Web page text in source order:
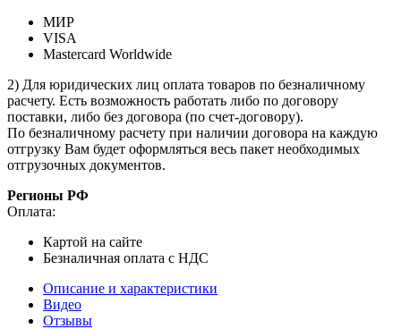
МИР
VISA
Mastercard Worldwide
2) Для юридических лиц оплата товаров по безналичному
расчету. Есть возможность работать либо по договору
поставки, либо без договора (по счет-договору).
По безналичному расчету при наличии договора на каждую
отгрузку Вам будет оформляться весь пакет необходимых
отгрузочных документов.
Регионы РФ
Оплата:
Картой на сайте
Безналичная оплата с НДС
Описание и характеристики
Видео
Отзывы